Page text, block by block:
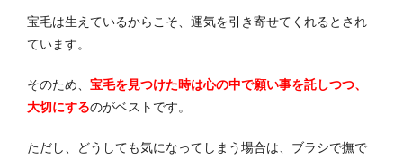
宝毛は生えているからこそ、運気を引き寄せてくれるとされ
ています。
そのため、 宝毛を見つけた時は心の中で願い事を託しつつ、
大切にするのがベストです。
ただし、どうしても気になってしまう場合は、ブラシで撫で